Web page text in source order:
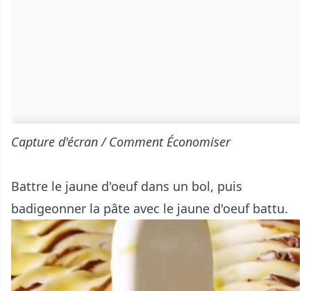
Capture d'écran / Comment Économiser
Battre le jaune d'oeuf dans un bol, puis
badigeonner la pâte avec le jaune d'oeuf battu.